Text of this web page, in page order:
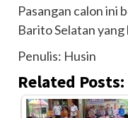
Pasangan calon ini
Barito Selatan
Penulis: Husin
Related Posts: